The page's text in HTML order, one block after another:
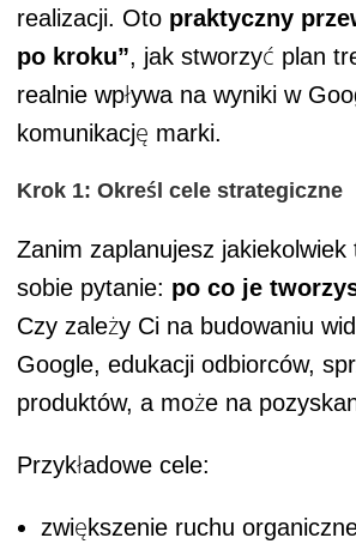
realizacji. Oto praktyczny
po kroku”, jak stworzyć plan
realnie wpływa na wyniki w
komunikację marki.
Krok 1: Określ cele strategiczne
Zanim zaplanujesz jakiekolwiek
sobie pytanie: po co je
Czy zależy Ci na budowaniu
Google, edukacji odbiorców,
produktów, a może na
Przykładowe cele:
zwiększenie ruchu